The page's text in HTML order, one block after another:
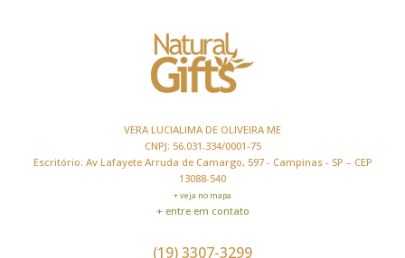
VERA LUCIALIMA DE OLIVEIRA ME
CNPJ: 56.031.334/0001-75
Escritório: Av Lafayete Arruda de Camargo, 597 - Campinas - SP – CEP
13088-540
+ veja no mapa
+ entre em contato
(19) 3307-3299